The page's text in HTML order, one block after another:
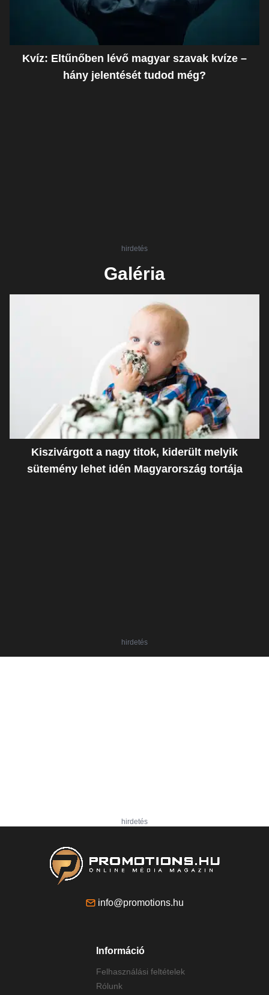
Kvíz: Eltűnőben lévő magyar szavak kvíze –
hány jelentését tudod még?
hirdetés
Galéria
Kiszivárgott a nagy titok, kiderült melyik
sütemény lehet idén Magyarország tortája
hirdetés
hirdetés
info@promotions.hu
Információ
Felhasználási feltételek
Rólunk